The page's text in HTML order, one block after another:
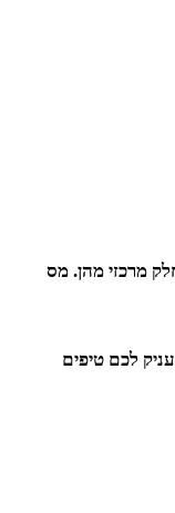
מרכזי מהן. מס
לכם טיפים